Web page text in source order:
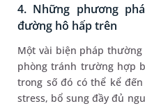
4. Những phương
đường hô hấp trên
Một vài biện pháp
phòng tránh trường hợp
trong số đó có thể kể
stress, bổ sung đầy đủ